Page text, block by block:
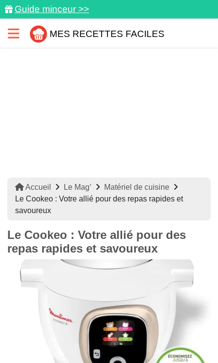
Guide minceur >>
MES RECETTES FACILES
Accueil Le Mag’
Matériel de cuisine
Le Cookeo : Votre allié pour des repas rapides et
savoureux
Le Cookeo : Votre allié pour des
repas rapides et savoureux